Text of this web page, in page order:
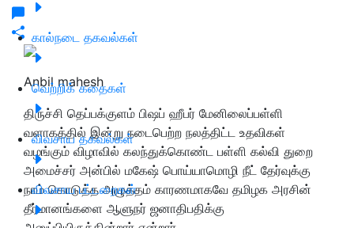
கால்நடை தகவல்கள்
வெற்றிக் கதைகள்
விவசாய தகவல்கள்
விவசாய பட்டறைகள்
Anbil mahesh
திருச்சி தெப்பக்குளம் பிஷப் ஹீபர் மேனிலைப்பள்ளி
வளாகத்தில் இன்று நடைபெற்ற நலத்திட்ட உதவிகள்
வழங்கும் விழாவில் கலந்துக்கொண்ட பள்ளி கல்வி துறை
அமைச்சர் அன்பில் மகேஷ் பொய்யாமொழி நீட் தேர்வுக்கு
நாம் கொடுத்த அழுத்தம் காரணமாகவே தமிழக அரசின்
தீர்மானங்களை ஆளுநர் ஜனாதிபதிக்கு